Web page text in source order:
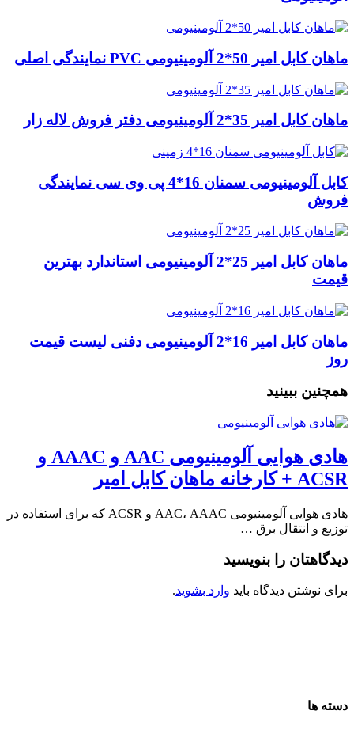
ماهان کابل امیر 50*2 آلومینیومی PVC نمایندگی اصلی
ماهان کابل امیر 35*2 آلومینیومی دفتر فروش لاله زار
کابل آلومینیومی سمنان 16*4 پی وی سی نمایندگی
فروش
ماهان کابل امیر 25*2 آلومینیومی استاندارد بهترین
قیمت
ماهان کابل امیر 16*2 آلومینیومی دفنی لیست قیمت
روز
همچنین ببینید
هادی هوایی آلومینیومی AAC و AAAC و
ACSR + کارخانه ماهان کابل امیر
هادی هوایی آلومینیومی AAC، AAAC و ACSR که برای استفاده در
توزیع و انتقال برق …
دیدگاهتان را بنویسید
برای نوشتن دیدگاه باید وارد بشوید.
دسته ها